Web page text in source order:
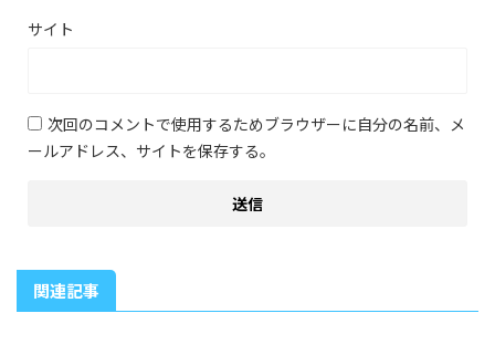
サイト
次回のコメントで使用するためブラウザーに自分の名前、メ
ールアドレス、サイトを保存する。
関連記事